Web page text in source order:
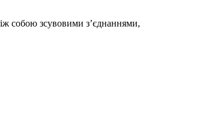
собою зсувовими з’єднаннями,